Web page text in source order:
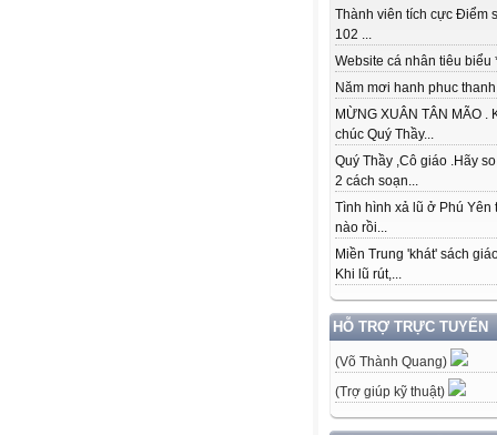
Thành viên tích cực Điểm
102 ...
Website cá nhân tiêu biểu
Năm mơi hanh phuc
MỪNG XUÂN TÂN MÃO .
chúc Quý Thầy...
Quý Thầy ,Cô giáo .Hãy
2 cách soạn...
Tình hình xả lũ ở Phú Yên
nào rồi...
Miền Trung 'khát' sách
Khi lũ rút,...
HỖ TRỢ TRỰC TUYẾN
(Võ Thành Quang)
(Trợ giúp kỹ thuật)